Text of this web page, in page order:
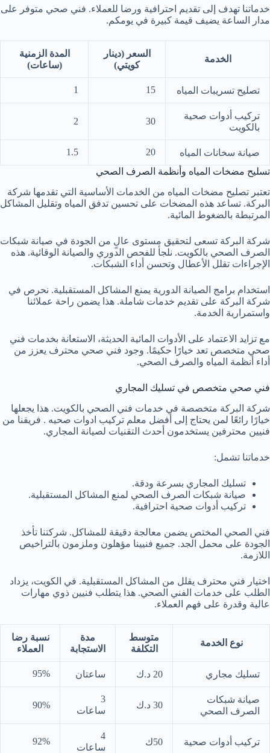
خدماتنا تهدف إلى تقديم احترافية ورضا للعملاء. فني صحي متوفر على
مدار الساعة يضيف قيمة كبيرة في يومكم.
الخدمة
السعر (دينار
كويتي)
المدة الزمنية
(ساعات)
تصليح تسريبات المياه 15
1
تركيب أدوات صحية
بالكويت
30
2
صيانة سخانات المياه 20
1.5
تسليح مضخات المياه وأنظمة الصرف الصحي
تعتبر تصليح مضخات المياه من الخدمات الأساسية التي تقدمها شركة
البركة. تساعد هذه المضخات على تحسين تدفق المياه وتقليل المشاكل
المرتبطة بالضغوط المائية.
شركة البركة تسعى لتحقيق مستوى عالٍ من الجودة في صيانة شبكات
الصرف الصحي بالكويت. نلجأ للفحص الدوري والصيانة الوقائية. هذه
الإجراءات تقلل الأعطال وتحسن أداء الشبكات.
استخدام برامج الصيانة الدورية يمنع المشاكل المستقبلية. نحرص في
شركة البركة على تقديم خدمات شاملة. هذا يضمن راحة عملائنا
واستمرارية الخدمة.
مع تزايد الاعتماد على الأدوات المائية الحديثة، الاستعانة بخدمات فني
صحي متخصص تعد خيارًا حكيمًا. وجود فني صحي محترف يعزز من
أداء أنظمة المياه والصرف الصحي.
فني صحي متخصص في تسليك المجاري
شركة البركة متخصصة في خدمات فني الصحي بالكويت. هذا يجعلها
خيارًا رائعًا لمن يحتاج إلى أفضل معلم تركيب ادوات صحيه . فريقنا من
فنيين محترفين يستخدمون أحدث التقنيات لصيانة المجاري.
خدماتنا تشمل:
تسليك المجاري بسرعة ودقة.
صيانة شبكات الصرف الصحي لمنع المشاكل المستقبلية.
تركيب أدوات صحية احترافية.
فني الصحي المختص يضمن معالجة دقيقة للمشاكل. شركتنا تأخذ
الجودة على محمل الجد. جميع فنيينا مؤهلون وملزمون بالتراخيص
اللازمة.
اختيار فني محترف يقلل من المشاكل المستقبلية. في الكويت، يزداد
الطلب على خدمات الفني الصحي. هذا يتطلب فنيين ذوي مهارات
عالية وقدرة على فهم العملاء.
نوع الخدمة
متوسط
التكلفة
مدة
الاستجابة
نسبة رضا
العملاء
تسليك مجاري 20 د.ك ساعتان 95%
صيانة شبكات
الصرف الصحي
30 د.ك
3
ساعات
90%
تركيب أدوات صحية 50ك
4
ساعات
92%